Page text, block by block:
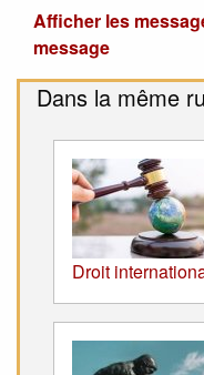
Afficher les
message
Dans la même
Droit